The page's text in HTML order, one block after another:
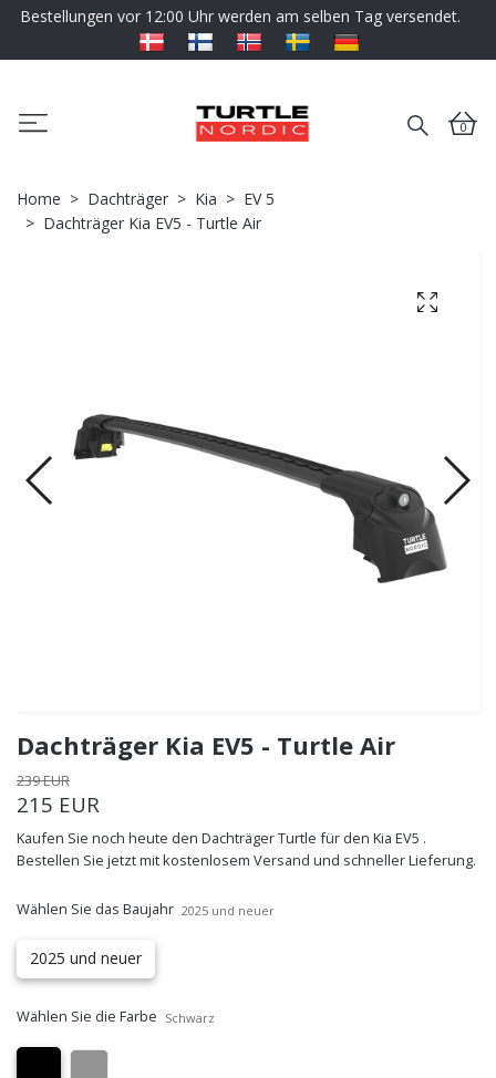
Bestellungen vor 12:00 Uhr werden am selben Tag versendet.
0
Home Dachträger Kia
EV 5
Dachträger Kia EV5 - Turtle Air
Dachträger Kia EV5 - Turtle Air
239 EUR
215 EUR
Kaufen Sie noch heute den Dachträger Turtle für den Kia EV5 .
Bestellen Sie jetzt mit kostenlosem Versand und schneller Lieferung.
Wählen Sie das Baujahr 2025 und neuer
2025 und neuer
Wählen Sie die Farbe Schwarz